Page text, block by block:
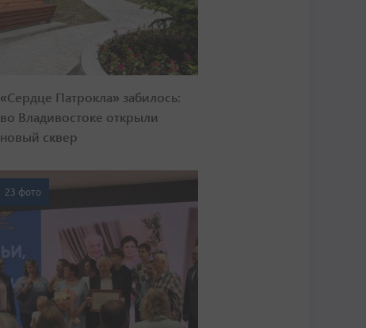
«Сердце Патрокла» забилось:
во Владивостоке открыли
новый сквер
23 фото